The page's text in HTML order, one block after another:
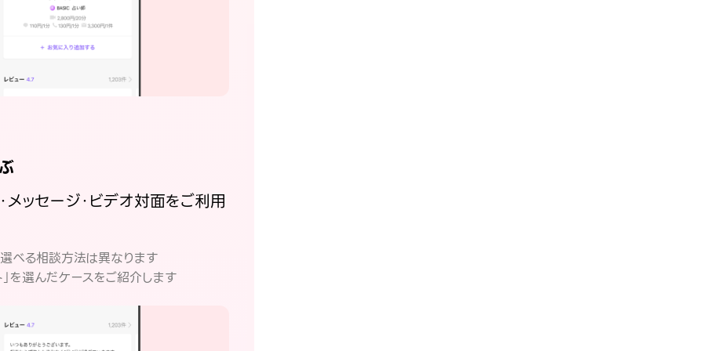
メッセージ・ビデオ対面をご利用
べる相談方法は異なります
を選んだケースをご紹介します